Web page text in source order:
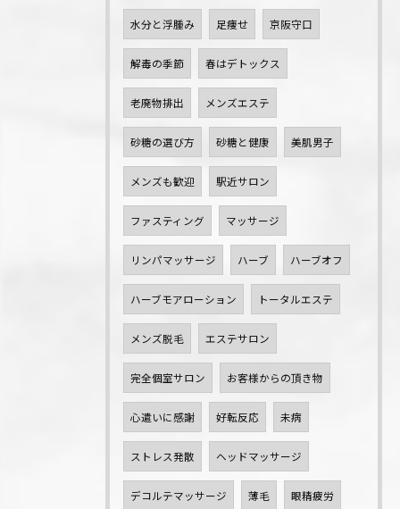
水分と浮腫み 足痩せ 京阪守口
解毒の季節 春はデトックス
老廃物排出 メンズエステ
砂糖の選び方 砂糖と健康 美肌男子
メンズも歓迎 駅近サロン
ファスティング マッサージ
リンパマッサージ ハーブ ハーブオフ
ハーブモアローション トータルエステ
メンズ脱毛 エステサロン
完全個室サロン お客様からの頂き物
心遣いに感謝 好転反応 未病
ストレス発散 ヘッドマッサージ
デコルテマッサージ 薄毛 眼精疲労